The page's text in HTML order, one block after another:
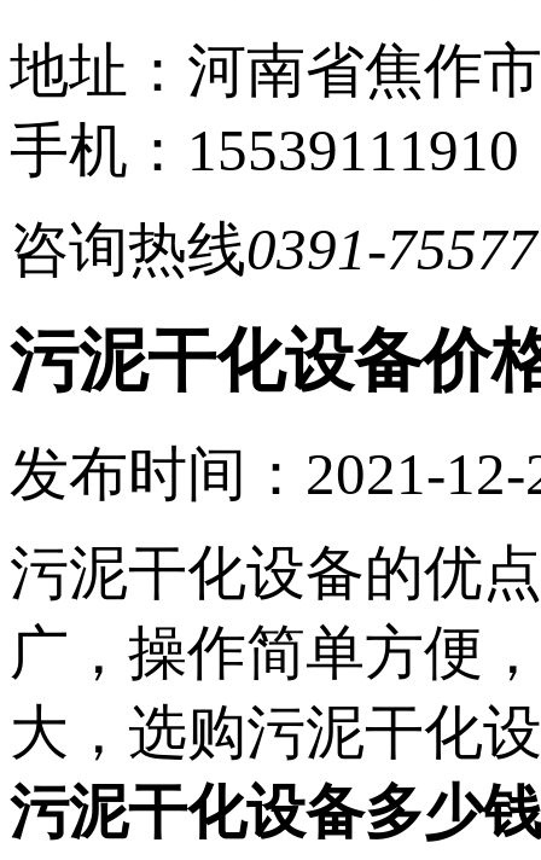
地址：河南省焦作
手机：15539111910
咨询热线0391-
污泥干化设备价
发布时间：2021-12-
污泥干化设备的优
广，操作简单方便
大，选购污泥干化
污泥干化设备多少